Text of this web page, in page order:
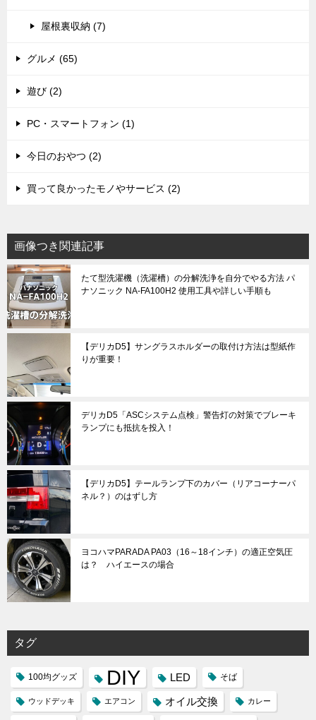
屋根裏収納 (7)
グルメ (65)
遊び (2)
PC・スマートフォン (1)
今日のおやつ (2)
買って良かったモノやサービス (2)
画像つき関連記事
たて型洗濯機（洗濯槽）の分解洗浄を自分でやる方法 パ
ナソニック NA-FA100H2 使用工具や詳しい手順も
【デリカD5】サングラスホルダーの取付け方法は型紙作
りが重要！
デリカD5「ASCシステム点検」警告灯の対策でブレーキ
ランプにも抵抗を投入！
【デリカD5】テールランプ下のカバー（リアコーナーパ
ネル？）のはずし方
ヨコハマPARADA PA03（16～18インチ）の適正空気圧
は？ ハイエースの場合
タグ
100均グッズ DIY LED そば
ウッドデッキ エアコン オイル交換 カレー